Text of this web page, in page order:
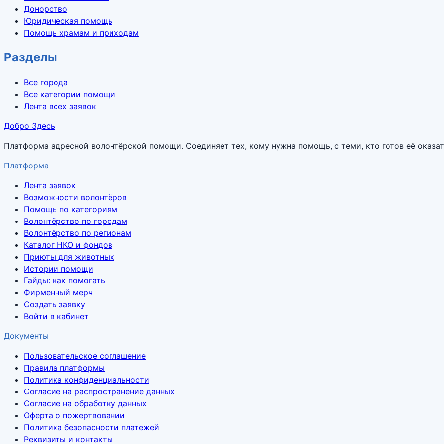
Донорство
Юридическая помощь
Помощь храмам и приходам
Разделы
Все города
Все категории помощи
Лента всех заявок
Добро Здесь
Платформа адресной волонтёрской помощи. Соединяет тех, кому нужна помощь, с теми, кто готов её
Платформа
Лента заявок
Возможности волонтёров
Помощь по категориям
Волонтёрство по городам
Волонтёрство по регионам
Каталог НКО и фондов
Приюты для животных
Истории помощи
Гайды: как помогать
Фирменный мерч
Создать заявку
Войти в кабинет
Документы
Пользовательское соглашение
Правила платформы
Политика конфиденциальности
Согласие на распространение данных
Согласие на обработку данных
Оферта о пожертвовании
Политика безопасности платежей
Реквизиты и контакты